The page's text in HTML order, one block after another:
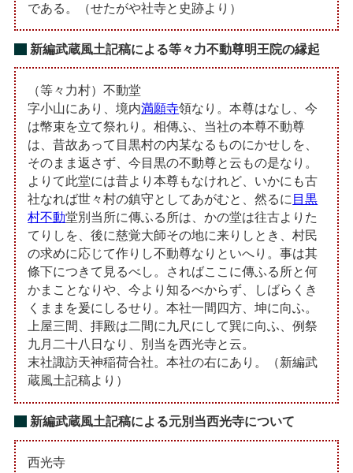
である。（せたがや社寺と史跡より）
新編武蔵風土記稿による等々力不動尊明王院の縁起
（等々力村）不動堂
字小山にあり、境内満願寺領なり。本尊はなし、今
は幣束を立て祭れり。相傳ふ、当社の本尊不動尊
は、昔故あって目黒村の内某なるものにかせしを、
そのまま返さず、今目黒の不動尊と云もの是なり。
よりて此堂には昔より本尊もなけれど、いかにも古
社なれば世々村の鎮守としてあがむと、然るに 目黒
村不動堂別当所に傳ふる所は、かの堂は往古よりた
てりしを、後に慈覚大師その地に来りしとき、村民
の求めに応じて作りし不動尊なりといへり。事は其
條下につきて見るべし。さればここに傳ふる所と何
かまことなりや、今より知るべからず、しばらくき
くままを爰にしるせり。本社一間四方、坤に向ふ。
上屋三間、拝殿は二間に九尺にして巽に向ふ、例祭
九月二十八日なり、別当を西光寺と云。
末社諏訪天神稲荷合社。本社の右にあり。（新編武
蔵風土記稿より）
新編武蔵風土記稿による元別当西光寺について
西光寺